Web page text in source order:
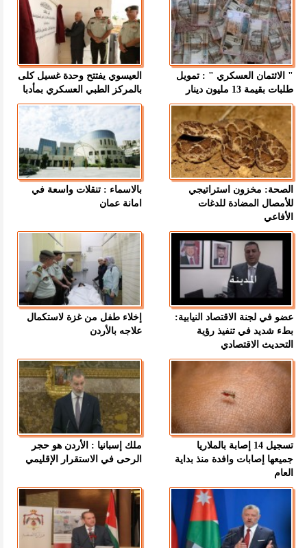
" الائتمان العسكري " : تمويل
طلبات بقيمة 13 مليون دينار
العيسوي يفتتح وحدة غسيل كلى
بالمركز الطبي العسكري بمأدبا
الصحة: مخزون استراتيجي
للأمصال المضادة للدغات
الأفاعي
بالاسماء : تنقلات واسعة في
امانة عمان
عضو في لجنة الاقتصاد النيابية:
بطء شديد في تنفيذ رؤية
التحديث الاقتصادي
إخلاء طفل من غزة لاستكمال
علاجه بالأردن
تسجيل 14 إصابة بالملاريا
جميعها إصابات وافدة منذ بداية
العام
ملك إسبانيا : الأردن هو حجر
الرحى في الاستقرار الإقليمي